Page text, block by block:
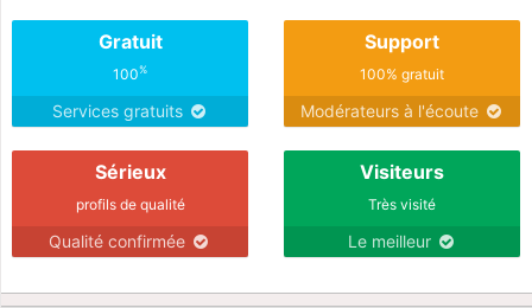
Gratuit
100%
Services gratuits
Support
100% gratuit
Modérateurs à l'écoute
Sérieux
profils de qualité
Qualité confirmée
Visiteurs
Très visité
Le meilleur